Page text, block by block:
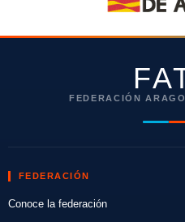
FEDERACIÓN
FEDERACIÓN
Conoce la federación